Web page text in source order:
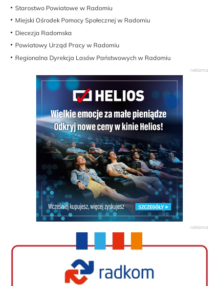
Starostwo Powiatowe w Radomiu
Miejski Ośrodek Pomocy Społecznej w Radomiu
Diecezja Radomska
Powiatowy Urząd Pracy w Radomiu
Regionalna Dyrekcja Lasów Państwowych w Radomiu